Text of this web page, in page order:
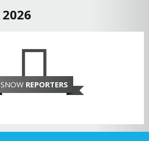
2026
SNOW REPORTERS